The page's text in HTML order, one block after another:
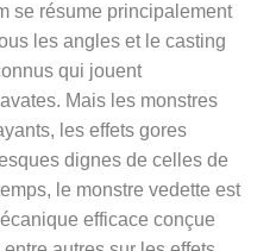
se résume principalement
les angles et le casting
qui jouent
Mais les monstres
les effets gores
dignes de celles de
le monstre vedette est
efficace conçue